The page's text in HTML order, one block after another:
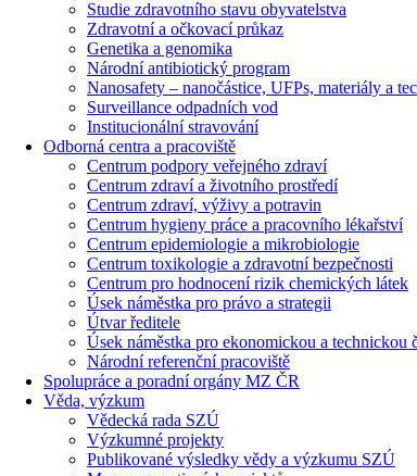
Studie zdravotního stavu obyvatelstva
Zdravotní a očkovací průkaz
Genetika a genomika
Národní antibiotický program
Nanosafety – nanočástice, UFPs, materiály a
Surveillance odpadních vod
Institucionální stravování
Odborná centra a pracoviště
Centrum podpory veřejného zdraví
Centrum zdraví a životního prostředí
Centrum zdraví, výživy a potravin
Centrum hygieny práce a pracovního lékařství
Centrum epidemiologie a mikrobiologie
Centrum toxikologie a zdravotní bezpečnosti
Centrum pro hodnocení rizik chemických látek
Úsek náměstka pro právo a strategii
Útvar ředitele
Úsek náměstka pro ekonomickou a technickou
Národní referenční pracoviště
Spolupráce a poradní orgány MZ ČR
Věda, výzkum
Vědecká rada SZÚ
Výzkumné projekty
Publikované výsledky vědy a výzkumu SZÚ